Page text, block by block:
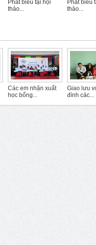
Phát biểu tại hội
thảo...
Phát biểu
thảo...
Các em nhận xuất
học bổng...
Giao lưu
đình các...